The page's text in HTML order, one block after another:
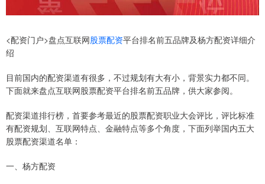
<配资门户>盘点互联网股票配资平台排名前五品牌及杨方配资详细介
绍
目前国内的配资渠道有很多，不过规划有大有小，背景实力都不同。
下面就来盘点互联网股票配资平台排名前五品牌，供大家参阅。
配资渠道排行榜，首要参考最近的股票配资职业大会评比，评比标准
有配资规划、互联网特点、金融特点等多个角度，下面列举国内五大
股票配资渠道名单：
一、杨方配资